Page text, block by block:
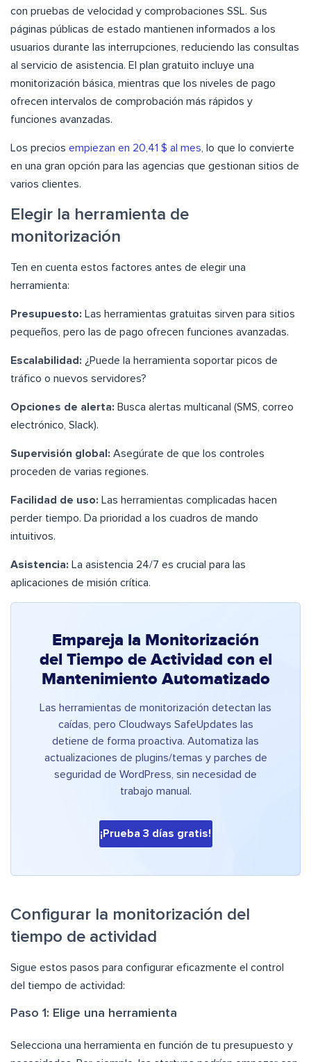
con pruebas de velocidad y comprobaciones SSL. Sus
páginas públicas de estado mantienen informados a los
usuarios durante las interrupciones, reduciendo las consultas
al servicio de asistencia. El plan gratuito incluye una
monitorización básica, mientras que los niveles de pago
ofrecen intervalos de comprobación más rápidos y
funciones avanzadas.
Los precios empiezan en 20,41 $ al mes , lo que lo convierte
en una gran opción para las agencias que gestionan sitios de
varios clientes.
Elegir la herramienta de
monitorización
Ten en cuenta estos factores antes de elegir una
herramienta:
Presupuesto: Las herramientas gratuitas sirven para sitios
pequeños, pero las de pago ofrecen funciones avanzadas.
Escalabilidad: ¿Puede la herramienta soportar picos de
tráfico o nuevos servidores?
Opciones de alerta: Busca alertas multicanal (SMS, correo
electrónico, Slack).
Supervisión global: Asegúrate de que los controles
proceden de varias regiones.
Facilidad de uso: Las herramientas complicadas hacen
perder tiempo. Da prioridad a los cuadros de mando
intuitivos.
Asistencia: La asistencia 24/7 es crucial para las
aplicaciones de misión crítica.
Empareja la Monitorización
del Tiempo de Actividad con el
Mantenimiento Automatizado
Las herramientas de monitorización detectan las
caídas, pero Cloudways SafeUpdates las
detiene de forma proactiva. Automatiza las
actualizaciones de plugins/temas y parches de
seguridad de WordPress, sin necesidad de
trabajo manual.
¡Prueba 3 días gratis!
Configurar la monitorización del
tiempo de actividad
Sigue estos pasos para configurar eficazmente el control
del tiempo de actividad:
Paso 1: Elige una herramienta
Selecciona una herramienta en función de tu presupuesto y